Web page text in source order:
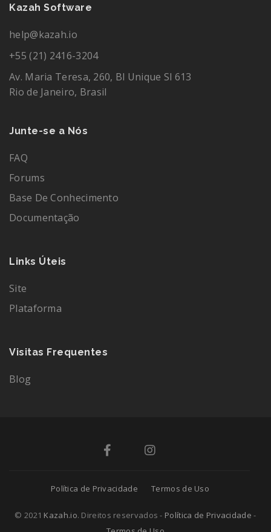
Kazah Software
help@kazah.io
+55 (21) 2416-3204
Av. Maria Teresa, 260, Bl Unique Sl 613
Rio de Janeiro, Brasil
Junte-se a Nós
FAQ
Forums
Base De Conhecimento
Documentação
Links Úteis
Site
Plataforma
Visitas Frequentes
Blog
Política de Privacidade Termos de Uso
© 2021 Kazah.io. Direitos reservados - Política de Privacidade -